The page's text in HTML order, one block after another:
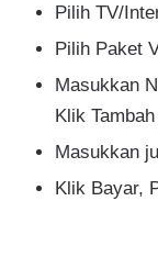
Pilih TV/
Pilih Paket
Masukkan
Klik Tambah
Masukkan
Klik Bayar,